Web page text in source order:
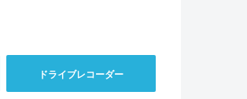
ドライブレコーダー